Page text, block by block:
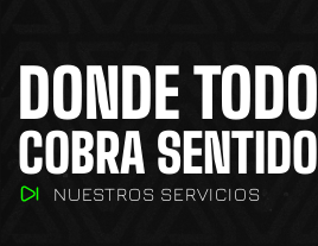
DONDE TODO
COBRA SENTIDO
NUESTROS SERVICIOS